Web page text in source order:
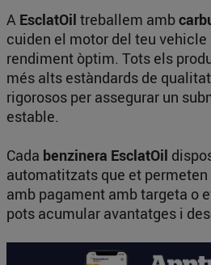
A EsclatOil treballem amb
cuiden el motor del teu
rendiment òptim. Tots els
més alts estàndards de
rigorosos per assegurar un
estable.
Cada benzinera EsclatOil
automatitzats que et
amb pagament amb targeta o
pots acumular avantatges i